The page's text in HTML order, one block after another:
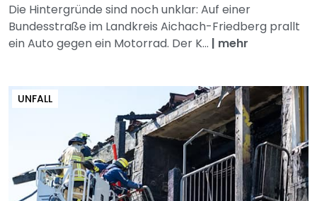
Die Hintergründe sind noch unklar: Auf einer
Bundesstraße im Landkreis Aichach-Friedberg prallt
ein Auto gegen ein Motorrad. Der K... | mehr
UNFALL